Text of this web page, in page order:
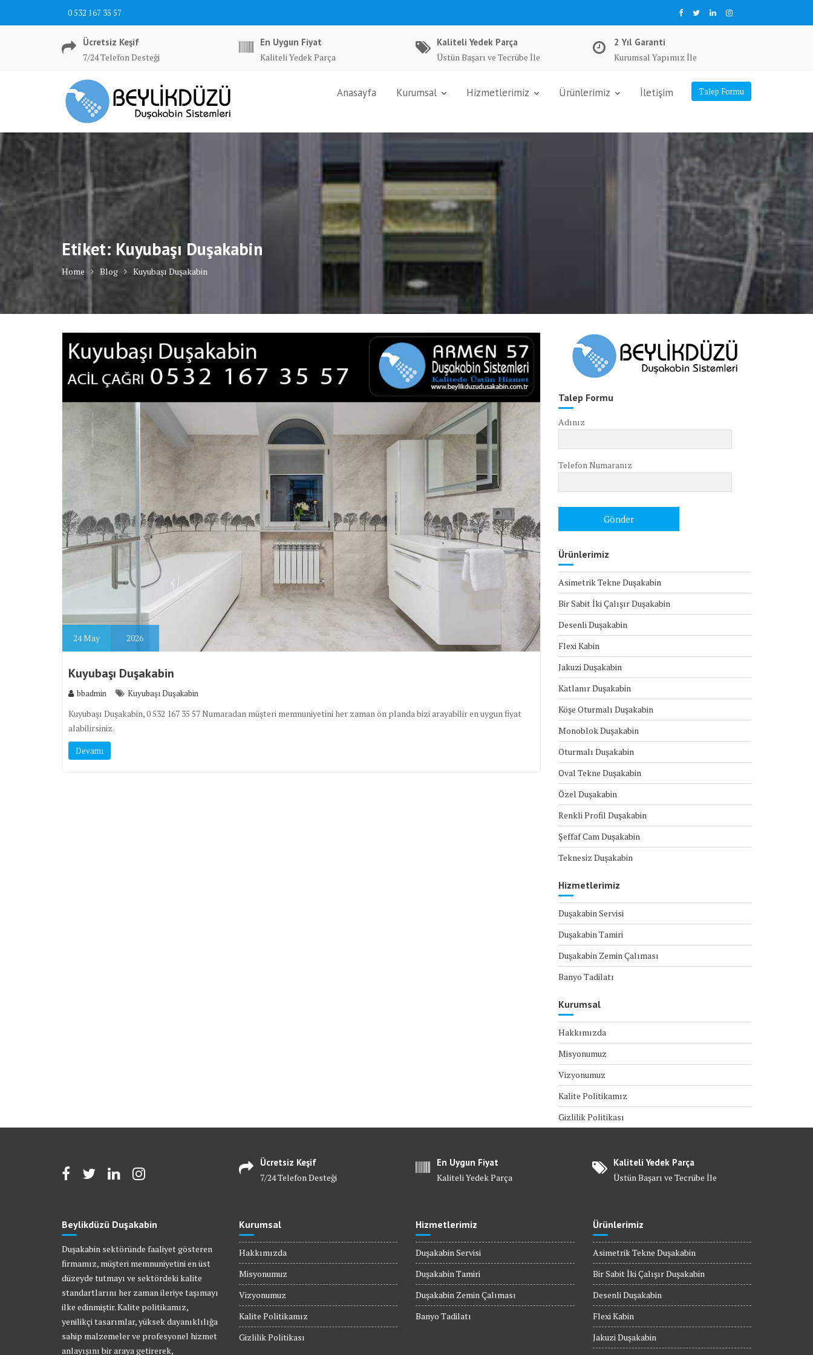
0 532 167 35 57
Ücretsiz Keşif
7/24 Telefon Desteği
En Uygun Fiyat
Kaliteli Yedek Parça
Kaliteli Yedek Parça
Üstün Başarı ve Tecrübe İle
2 Yıl Garanti
Kurumsal Yapımız İle
Talep Formu
Anasayfa Kurumsal Hizmetlerimiz Ürünlerimiz İletişim
Etiket: Kuyubaşı Duşakabin
Home Blog Kuyubaşı Duşakabin
24May 2026
Kuyubaşı Duşakabin
bbadmin Kuyubaşı Duşakabin
Kuyubaşı Duşakabin, 0 532 167 35 57 Numaradan müşteri memnuniyetini her zaman ön planda bizi arayabilir en uygun fiyat
alabilirsiniz.
Devamı
Talep Formu
Adınız
Telefon Numaranız
Ürünlerimiz
Asimetrik Tekne Duşakabin
Bir Sabit İki Çalışır Duşakabin
Desenli Duşakabin
Flexi Kabin
Jakuzi Duşakabin
Katlanır Duşakabin
Köşe Oturmalı Duşakabin
Monoblok Duşakabin
Oturmalı Duşakabin
Oval Tekne Duşakabin
Özel Duşakabin
Renkli Profil Duşakabin
Şeffaf Cam Duşakabin
Teknesiz Duşakabin
Hizmetlerimiz
Duşakabin Servisi
Duşakabin Tamiri
Duşakabin Zemin Çalıması
Banyo Tadilatı
Kurumsal
Hakkımızda
Misyonumuz
Vizyonumuz
Kalite Politikamız
Gizlilik Politikası
Ücretsiz Keşif
7/24 Telefon Desteği
En Uygun Fiyat
Kaliteli Yedek Parça
Kaliteli Yedek Parça
Üstün Başarı ve Tecrübe İle
Beylikdüzü Duşakabin
Duşakabin sektöründe faaliyet gösteren
firmamız, müşteri memnuniyetini en üst
düzeyde tutmayı ve sektördeki kalite
standartlarını her zaman ileriye taşımayı
ilke edinmiştir. Kalite politikamız,
yenilikçi tasarımlar, yüksek dayanıklılığa
sahip malzemeler ve profesyonel hizmet
anlayışını bir araya getirerek,
Kurumsal
Hakkımızda
Misyonumuz
Vizyonumuz
Kalite Politikamız
Gizlilik Politikası
Hizmetlerimiz
Duşakabin Servisi
Duşakabin Tamiri
Duşakabin Zemin Çalıması
Banyo Tadilatı
Ürünlerimiz
Asimetrik Tekne Duşakabin
Bir Sabit İki Çalışır Duşakabin
Desenli Duşakabin
Flexi Kabin
Jakuzi Duşakabin